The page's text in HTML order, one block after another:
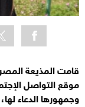
قامت المذيعة
موقع التواصل
وجمهورها الدعاء